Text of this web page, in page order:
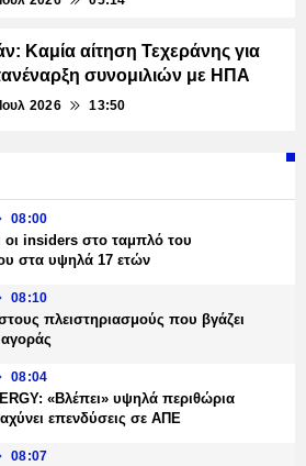
Καμία αίτηση Τεχεράνης για
συνομιλιών με ΗΠΑ
2026 13:50
08:00
οι insiders στο ταμπλό του
στα υψηλά 17 ετών
08:10
πλειστηριασμούς που βγάζει
αγοράς
08:04
«Βλέπει» υψηλά περιθώρια
επενδύσεις σε ΑΠΕ
08:07